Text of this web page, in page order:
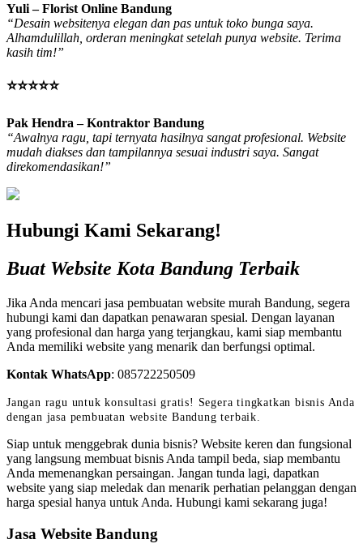
Yuli – Florist Online Bandung
“Desain websitenya elegan dan pas untuk toko bunga saya.
Alhamdulillah, orderan meningkat setelah punya website. Terima
kasih tim!”
⭐⭐⭐⭐⭐
Pak Hendra – Kontraktor Bandung
“Awalnya ragu, tapi ternyata hasilnya sangat profesional. Website
mudah diakses dan tampilannya sesuai industri saya. Sangat
direkomendasikan!”
Hubungi Kami Sekarang!
Buat Website Kota Bandung Terbaik
Jika Anda mencari jasa pembuatan website murah Bandung, segera
hubungi kami dan dapatkan penawaran spesial. Dengan layanan
yang profesional dan harga yang terjangkau, kami siap membantu
Anda memiliki website yang menarik dan berfungsi optimal.
Kontak WhatsApp: 085722250509
Jangan ragu untuk konsultasi gratis! Segera tingkatkan bisnis Anda
dengan jasa pembuatan website Bandung terbaik.
Siap untuk menggebrak dunia bisnis? Website keren dan fungsional
yang langsung membuat bisnis Anda tampil beda, siap membantu
Anda memenangkan persaingan. Jangan tunda lagi, dapatkan
website yang siap meledak dan menarik perhatian pelanggan dengan
harga spesial hanya untuk Anda. Hubungi kami sekarang juga!
Jasa Website Bandung